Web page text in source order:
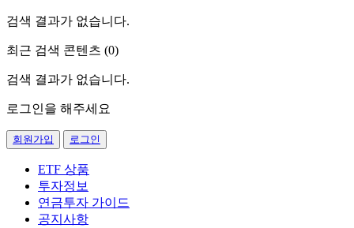
검색 결과가 없습니다.
최근 검색 콘텐츠 (0)
검색 결과가 없습니다.
로그인을 해주세요
회원가입 로그인
ETF 상품
투자정보
연금투자 가이드
공지사항